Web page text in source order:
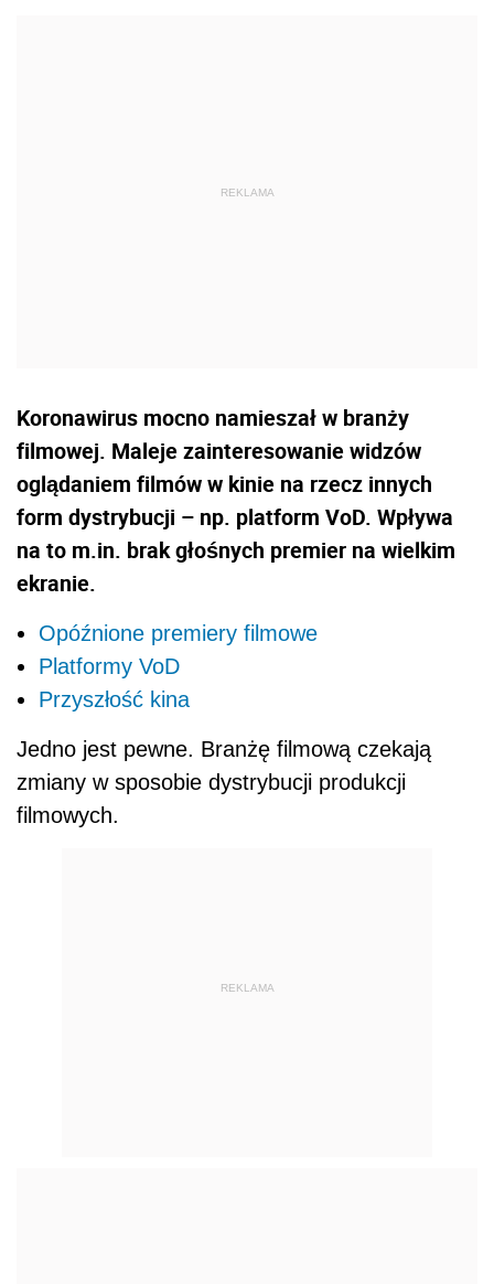
Koronawirus mocno namieszał w branży
filmowej. Maleje zainteresowanie widzów
oglądaniem filmów w kinie na rzecz innych
form dystrybucji – np. platform VoD. Wpływa
na to m.in. brak głośnych premier na wielkim
ekranie.
Opóźnione premiery filmowe
Platformy VoD
Przyszłość kina
Jedno jest pewne. Branżę filmową czekają
zmiany w sposobie dystrybucji produkcji
filmowych.
REKLAMA